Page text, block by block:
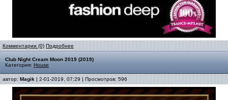
Комментарии (0) Подробнее
Club Night Cream Moon 2019 (2019)
Категория: House
автор: Magik | 2-01-2019, 07:29 | Просмотров: 596